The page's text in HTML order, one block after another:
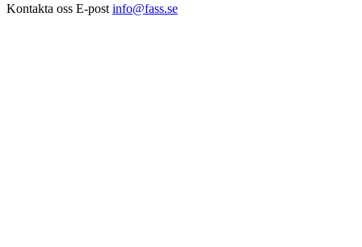
Kontakta oss E-post info@fass.se